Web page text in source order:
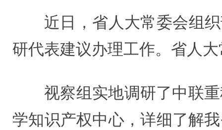
近日，省人大常委会组
研代表建议办理工作。省人
视察组实地调研了中联
学知识产权中心，详细了解